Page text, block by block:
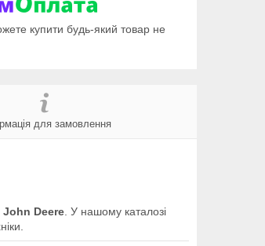
купити будь-який товар не
для замовлення
John Deere . У нашому каталозі